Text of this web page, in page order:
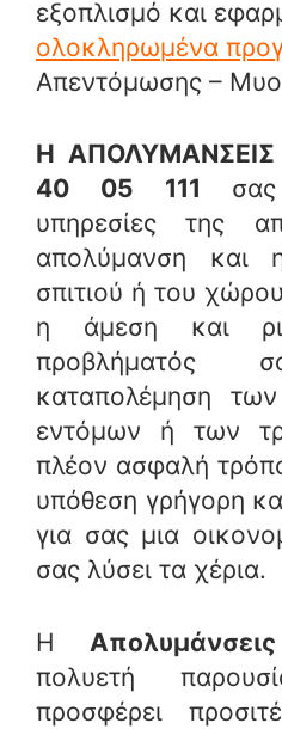
εξοπλισμό και
ολοκληρωμένα
Απεντόμωσης –
Η ΑΠΟΛΥΜΑΝΣΕΙΣ
40 05 111
υπηρεσίες της
απολύμανση και
σπιτιού ή του
η άμεση και
καταπολέμηση
εντόμων ή των
πλέον ασφαλή
υπόθεση γρήγορη
για σας μια
σας λύσει τα χέρια.
Η
πολυετή
προσφέρει